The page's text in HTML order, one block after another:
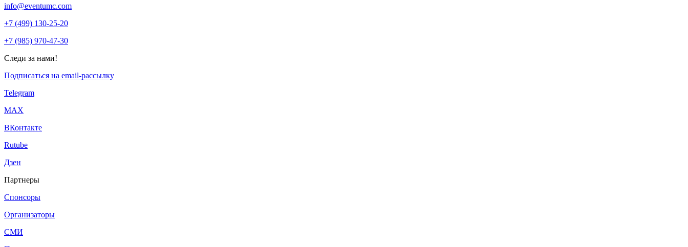
info@eventumc.com
+7 (499) 130-25-20
+7 (985) 970-47-30
Следи за нами!
Подписаться на email-рассылку
Telegram
МАХ
ВКонтакте
Rutube
Дзен
Партнеры
Спонсоры
Организаторы
СМИ